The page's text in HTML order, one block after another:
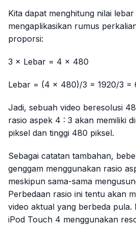
Kita dapat menghitung nilai
mengaplikasikan rumus
proporsi:
3 × Lebar = 4 × 480
Lebar = (4 × 480)/3 = 1920/3 =
Jadi, sebuah video beresolusi
rasio aspek 4 : 3 akan memiliki
piksel dan tinggi 480 piksel.
Sebagai catatan tambahan,
genggam menggunakan rasio
meskipun sama-sama
Perbedaan rasio ini tentu akan
video aktual yang berbeda pula.
iPod Touch 4 menggunakan